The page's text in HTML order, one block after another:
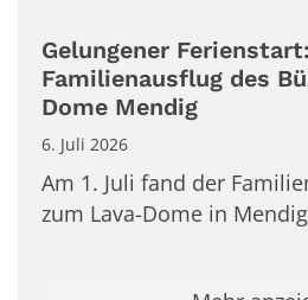
Gelungener
Familienausflug des
Dome Mendig
6. Juli 2026
Am 1. Juli fand der
zum Lava-Dome in